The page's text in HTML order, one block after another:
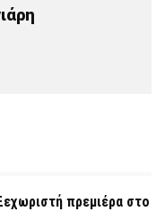
πρεμιέρα στο